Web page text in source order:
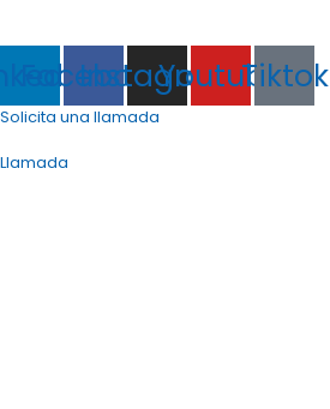
Facebook
Instagram
YoutubeTiktok
Solicita una llamada
Llamada